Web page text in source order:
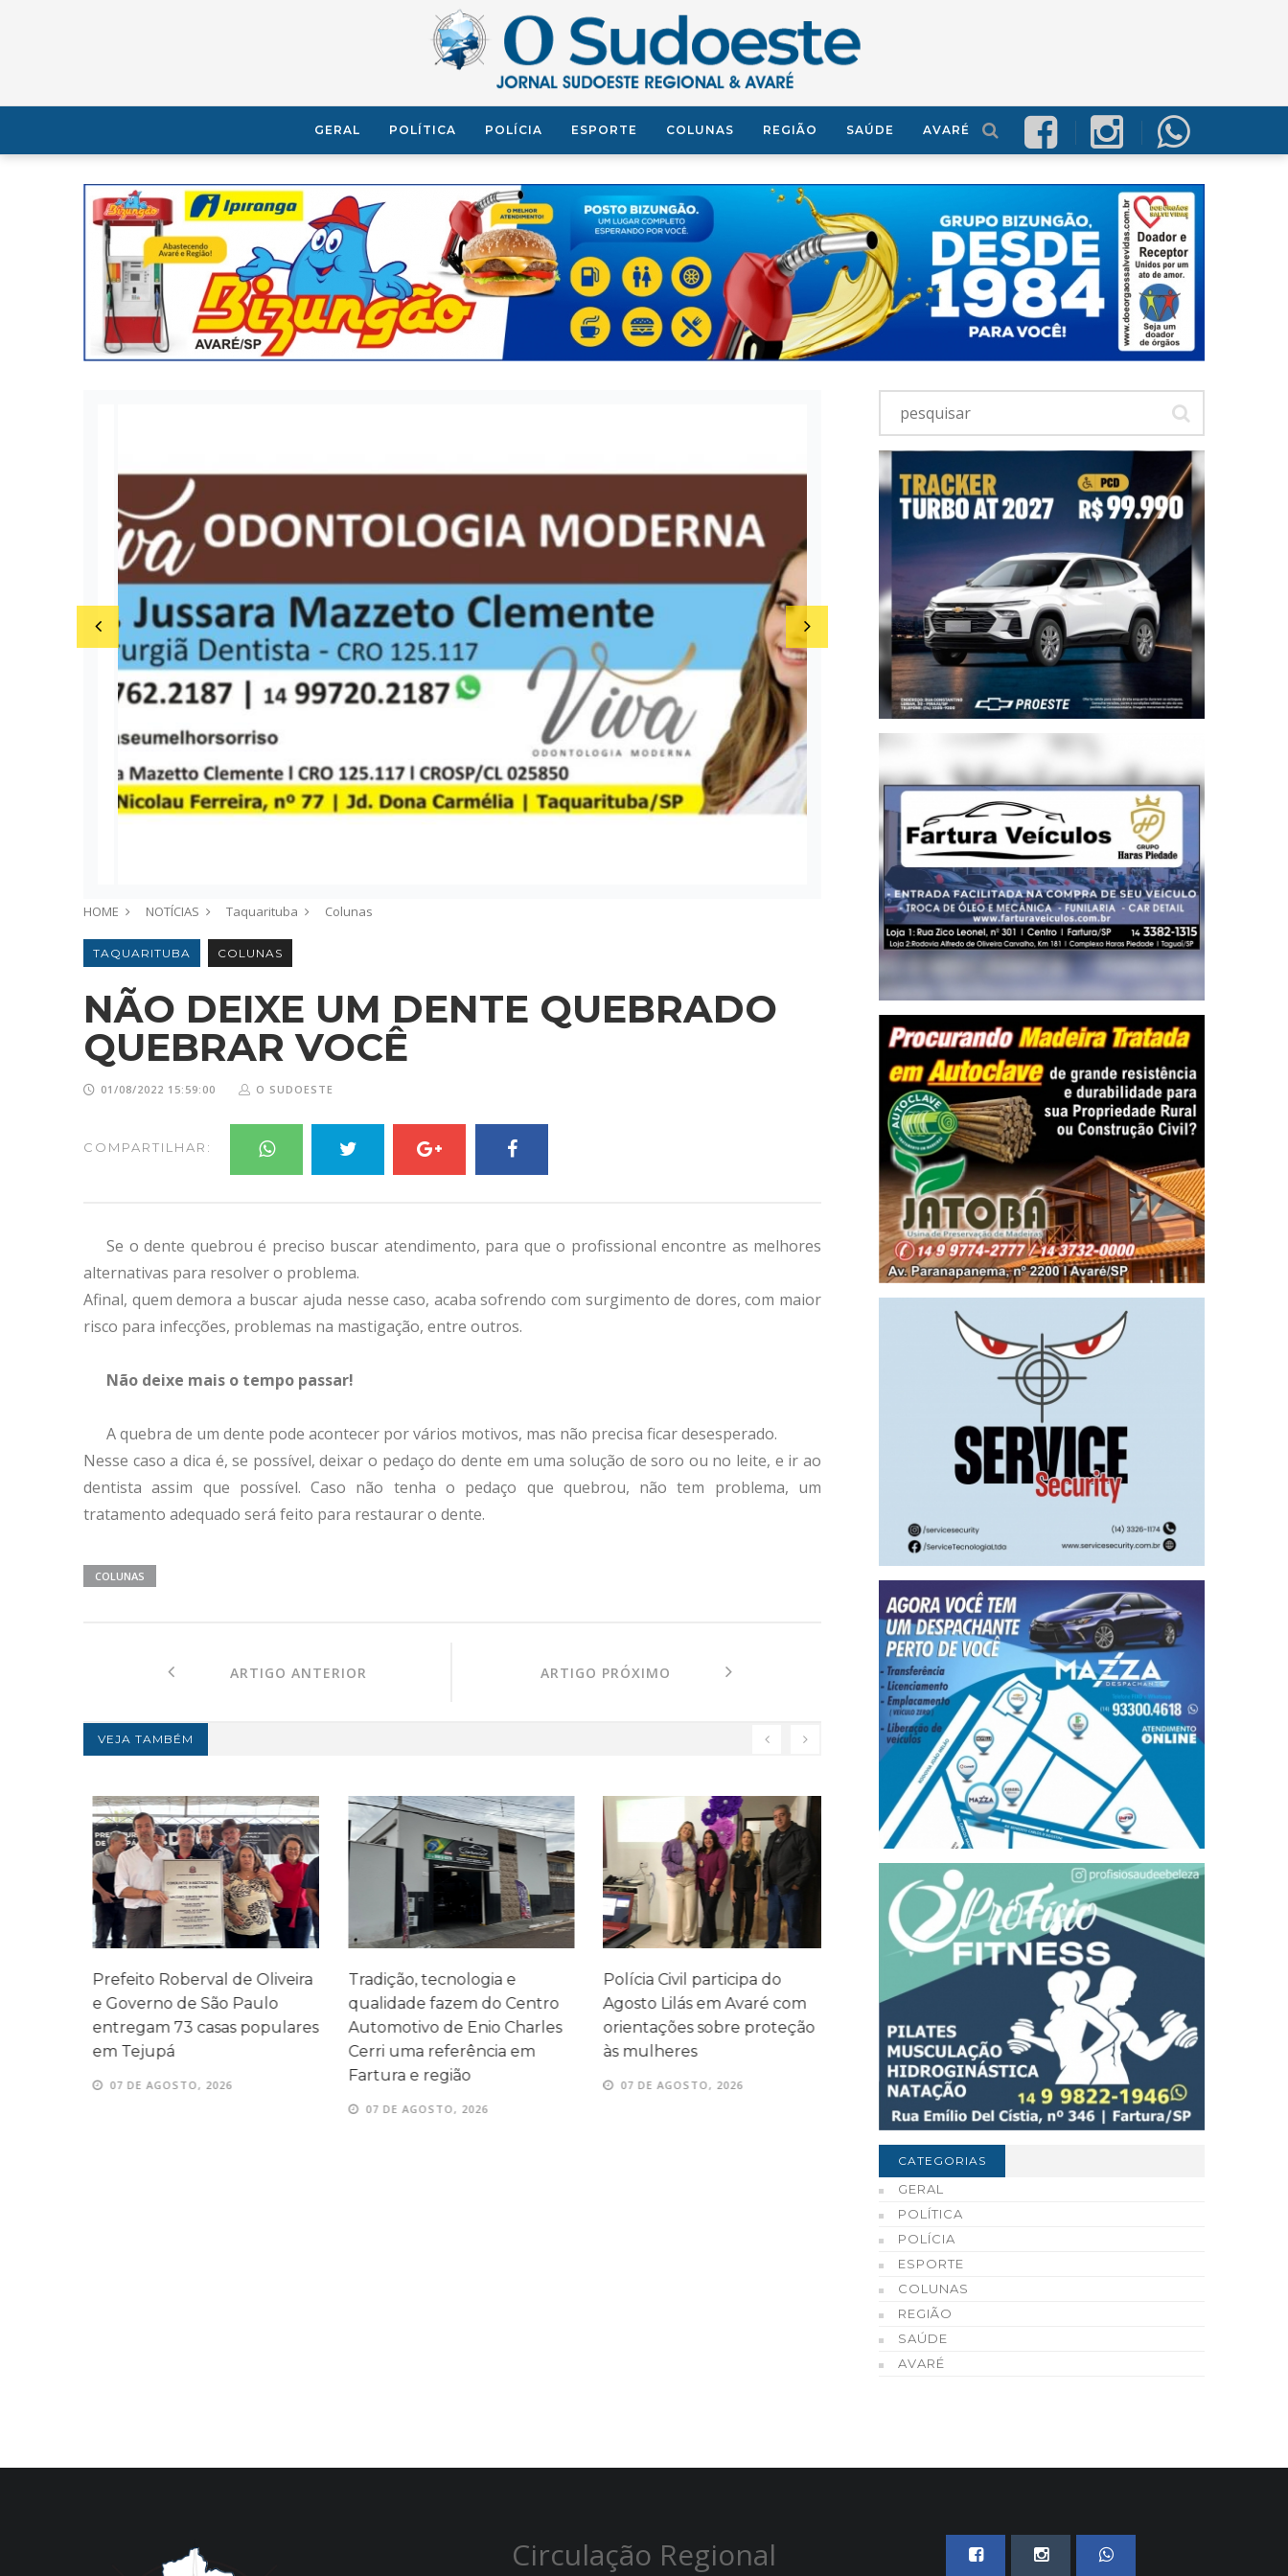
GERAL POLÍTICA POLÍCIA ESPORTE COLUNAS REGIÃO SAÚDE AVARÉ
HOME NOTÍCIAS Taquarituba Colunas
TAQUARITUBA COLUNAS
NÃO DEIXE UM DENTE QUEBRADO
QUEBRAR VOCÊ
01/08/2022 15:59:00 O SUDOESTE
COMPARTILHAR:
Se o dente quebrou é preciso buscar atendimento, para que o profissional encontre as melhores
alternativas para resolver o problema.
Afinal, quem demora a buscar ajuda nesse caso, acaba sofrendo com surgimento de dores, com maior
risco para infecções, problemas na mastigação, entre outros.
Não deixe mais o tempo passar!
A quebra de um dente pode acontecer por vários motivos, mas não precisa ficar desesperado.
Nesse caso a dica é, se possível, deixar o pedaço do dente em uma solução de soro ou no leite, e ir ao
dentista assim que possível. Caso não tenha o pedaço que quebrou, não tem problema, um
tratamento adequado será feito para restaurar o dente.
COLUNAS
ARTIGO ANTERIOR ARTIGO PRÓXIMO
VEJA TAMBÉM
Prefeito Roberval de Oliveira
e Governo de São Paulo
entregam 73 casas populares
em Tejupá
07 DE AGOSTO, 2026
Tradição, tecnologia e
qualidade fazem do Centro
Automotivo de Enio Charles
Cerri uma referência em
Fartura e região
07 DE AGOSTO, 2026
Polícia Civil participa do
Agosto Lilás em Avaré com
orientações sobre proteção
às mulheres
07 DE AGOSTO, 2026
Acif e Sicredi lançam
campanha de Dia dos Pais
com sorteios semanais e
prêmios especiais
07 DE AGOSTO, 2026
PróFísio amplia
e passa a oferecer
dança com a professora
Laura Beatriz em
07 DE AGOSTO, 2026
CATEGORIAS
GERAL
POLÍTICA
POLÍCIA
ESPORTE
COLUNAS
REGIÃO
SAÚDE
AVARÉ
Circulação Regional